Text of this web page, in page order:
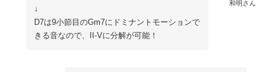
和明さん
↓
D7は9小節目のGm7にドミナントモーションで
きる音なので、II-Vに分解が可能！